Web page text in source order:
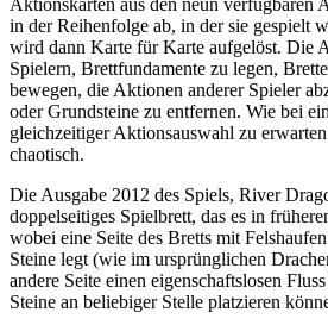
Aktionskarten aus den neun verfügbaren
in der Reihenfolge ab, in der sie gespielt
wird dann Karte für Karte aufgelöst. Die
Spielern, Brettfundamente zu legen,
bewegen, die Aktionen anderer Spieler
oder Grundsteine zu entfernen. Wie bei
gleichzeitiger Aktionsauswahl zu
chaotisch.
Die Ausgabe 2012 des Spiels, River
doppelseitiges Spielbrett, das es in
wobei eine Seite des Bretts mit
Steine legt (wie im ursprünglichen
andere Seite einen eigenschaftslosen
Steine an beliebiger Stelle platzieren